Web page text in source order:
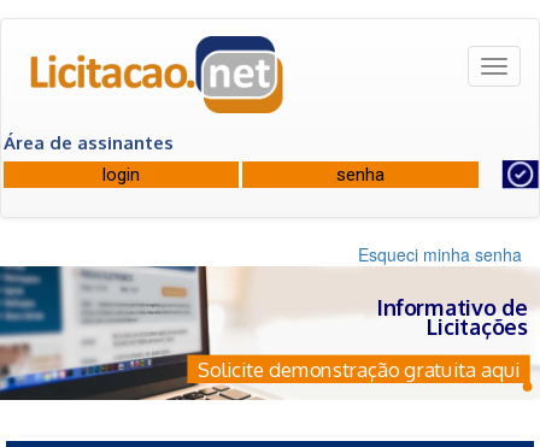
Área de assinantes
Esqueci minha senha
Informativo de
Licitações
Solicite demonstração gratuita aqui